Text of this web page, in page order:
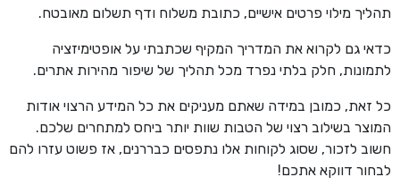
תהליך מילוי פרטים אישיים, כתובת משלוח ודף תשלום מאובטח.
כדאי גם לקרוא את המדריך המקיף שכתבתי על אופטימיזציה
לתמונות, חלק בלתי נפרד מכל תהליך של שיפור מהירות אתרים.
כל זאת, כמובן במידה שאתם מעניקים את כל המידע הרצוי אודות
המוצר בשילוב רצוי של הטבות שוות יותר ביחס למתחרים שלכם.
חשוב לזכור, שסוג לקוחות אלו נתפסים כבררנים, אז פשוט עזרו להם
לבחור דווקא אתכם!